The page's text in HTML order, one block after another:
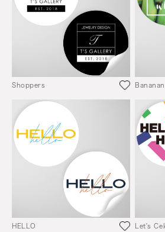
Shoppers
HELLO Let's